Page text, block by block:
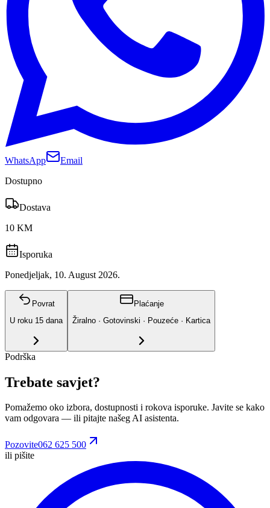
WhatsApp
Email
Dostupno
Dostava
10 KM
Isporuka
Ponedjeljak, 10. August 2026.
Povrat
U roku 15 dana
Plaćanje
Žiralno · Gotovinski · Pouzeće · Kartica
Podrška
Trebate savjet?
Pomažemo oko izbora, dostupnosti i rokova isporuke. Javite se kako
vam odgovara — ili pitajte našeg AI asistenta.
Pozovite062 625 500
ili pišite